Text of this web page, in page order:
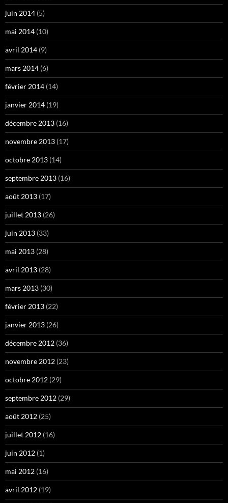
juin 2014 (5)
mai 2014 (10)
avril 2014 (9)
mars 2014 (6)
février 2014 (14)
janvier 2014 (19)
décembre 2013 (16)
novembre 2013 (17)
octobre 2013 (14)
septembre 2013 (16)
août 2013 (17)
juillet 2013 (26)
juin 2013 (33)
mai 2013 (28)
avril 2013 (28)
mars 2013 (30)
février 2013 (22)
janvier 2013 (26)
décembre 2012 (36)
novembre 2012 (23)
octobre 2012 (29)
septembre 2012 (29)
août 2012 (25)
juillet 2012 (16)
juin 2012 (1)
mai 2012 (16)
avril 2012 (19)